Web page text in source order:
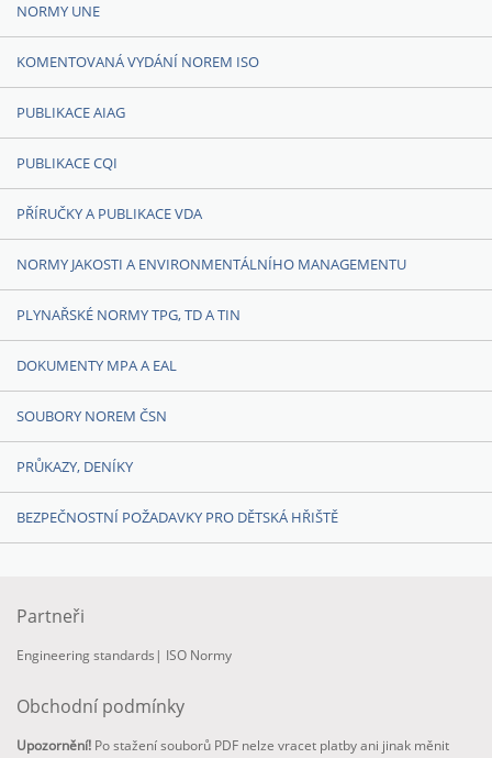
NORMY UNE
KOMENTOVANÁ VYDÁNÍ NOREM ISO
PUBLIKACE AIAG
PUBLIKACE CQI
PŘÍRUČKY A PUBLIKACE VDA
NORMY JAKOSTI A ENVIRONMENTÁLNÍHO MANAGEMENTU
PLYNAŘSKÉ NORMY TPG, TD A TIN
DOKUMENTY MPA A EAL
SOUBORY NOREM ČSN
PRŮKAZY, DENÍKY
BEZPEČNOSTNÍ POŽADAVKY PRO DĚTSKÁ HŘIŠTĚ
Partneři
Engineering standards | ISO Normy
Obchodní podmínky
Upozornění! Po stažení souborů PDF nelze vracet platby ani jinak měnit